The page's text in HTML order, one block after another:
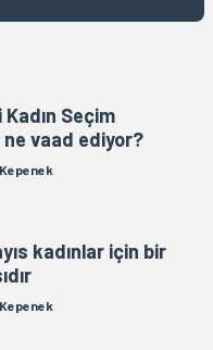
Seçim
vaad ediyor?
kadınlar için bir